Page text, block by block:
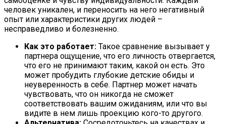
человек уникален, и переносить на него негативный
опыт или характеристики других людей –
несправедливо и болезненно.
Как это работает: Такое сравнение вызывает у
партнера ощущение, что его личность отвергается,
что его не принимают таким, какой он есть. Это
может пробудить глубокие детские обиды и
неуверенность в себе. Партнер может начать
чувствовать, что он никогда не сможет
соответствовать вашим ожиданиям, или что вы
видите в нем лишь проекцию кого-то другого.